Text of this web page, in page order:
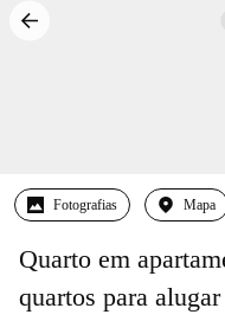
Fotografias Mapa
Quarto em
quartos para